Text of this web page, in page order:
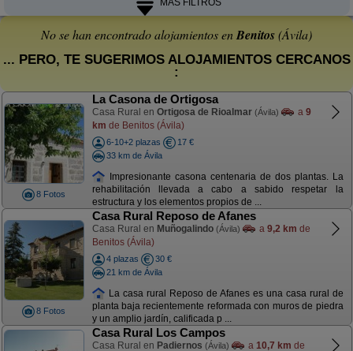
MÁS FILTROS
No se han encontrado alojamientos enBenitos(Ávila)
... PERO, TE SUGERIMOS ALOJAMIENTOS CERCANOS
:
8 Fotos
La Casona de Ortigosa
Casa Rural en Ortigosa de Rioalmar (Ávila) a 9
km de Benitos (Ávila)
6-10+2 plazas
17 €
33 km de Ávila
Impresionante casona centenaria de dos plantas. La
rehabilitación llevada a cabo a sabido respetar la
estructura y los elementos propios de ...
8 Fotos
Casa Rural Reposo de Afanes
Casa Rural en Muñogalindo (Ávila) a 9,2 km de
Benitos (Ávila)
4 plazas
30 €
21 km de Ávila
La casa rural Reposo de Afanes es una casa rural de
planta baja recientemente reformada con muros de piedra
y un amplio jardín, calificada p ...
Casa Rural Los Campos
Casa Rural en Padiernos (Ávila) a 10,7 km de